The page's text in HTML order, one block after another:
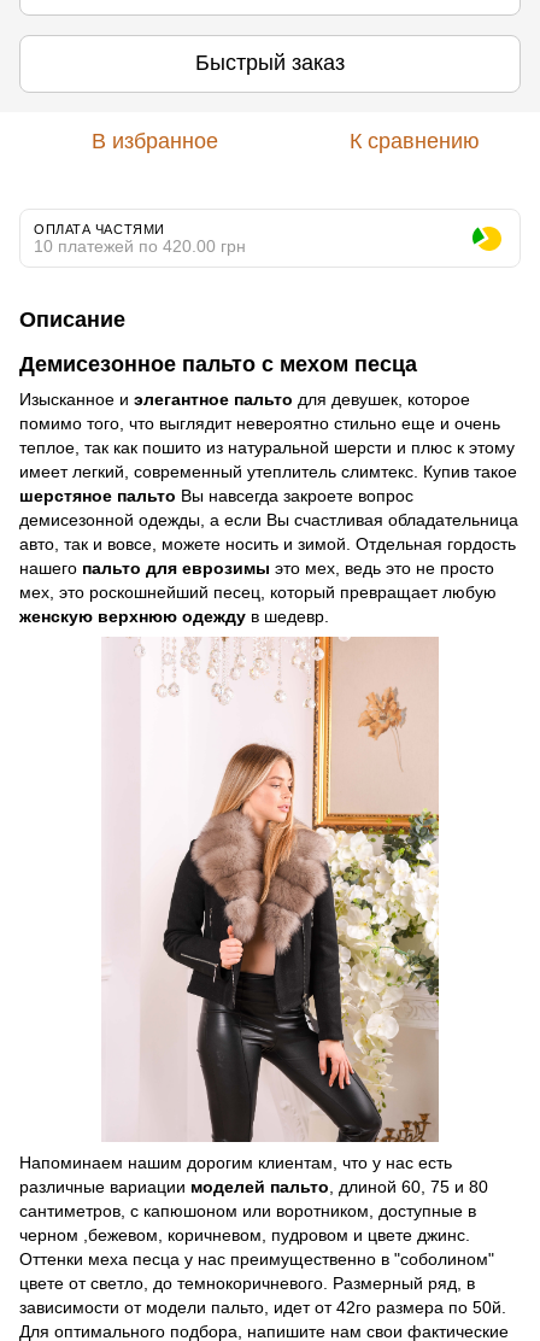
Быстрый заказ
В избранное К сравнению
ОПЛАТА ЧАСТЯМИ
10 платежей по 420.00 грн
Описание
Демисезонное пальто с мехом песца
Изысканное и элегантное пальто для девушек, которое
помимо того, что выглядит невероятно стильно еще и очень
теплое, так как пошито из натуральной шерсти и плюс к этому
имеет легкий, современный утеплитель слимтекс. Купив такое
шерстяное пальто Вы навсегда закроете вопрос
демисезонной одежды, а если Вы счастливая обладательница
авто, так и вовсе, можете носить и зимой. Отдельная гордость
нашего пальто для еврозимы это мех, ведь это не просто
мех, это роскошнейший песец, который превращает любую
женскую верхнюю одежду в шедевр.
Напоминаем нашим дорогим клиентам, что у нас есть
различные вариации моделей пальто, длиной 60, 75 и 80
сантиметров, с капюшоном или воротником, доступные в
черном ,бежевом, коричневом, пудровом и цвете джинс.
Оттенки меха песца у нас преимущественно в "соболином"
цвете от светло, до темнокоричневого. Размерный ряд, в
зависимости от модели пальто, идет от 42го размера по 50й.
Для оптимального подбора, напишите нам свои фактические